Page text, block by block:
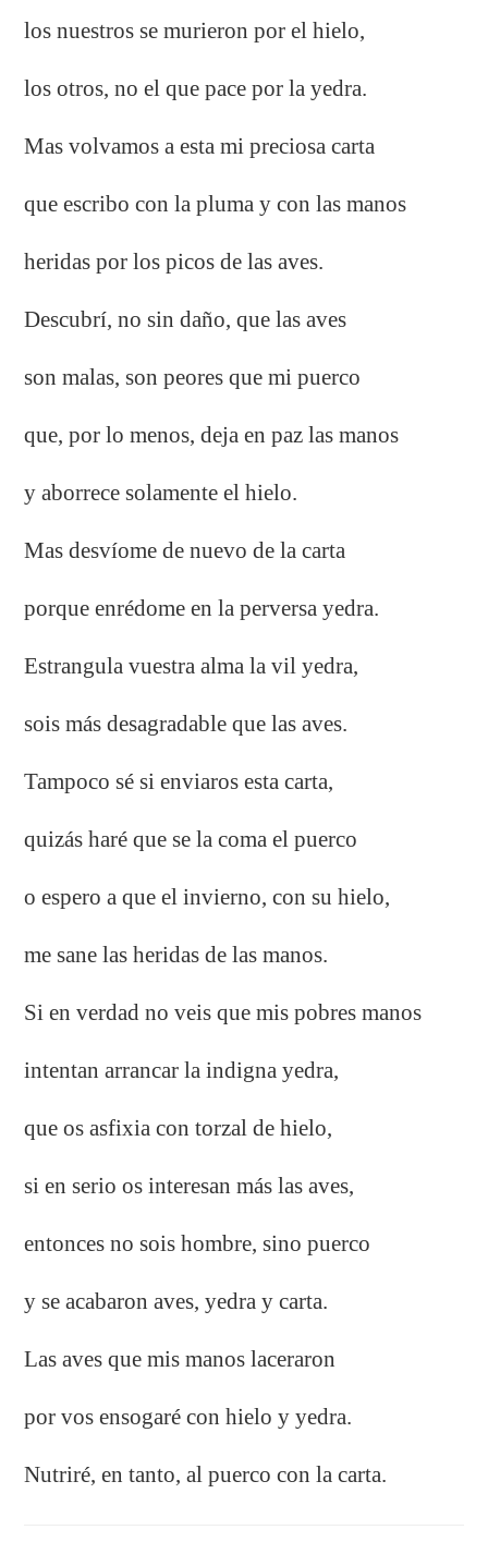
los nuestros se murieron por el hielo,
los otros, no el que pace por la yedra.
Mas volvamos a esta mi preciosa carta
que escribo con la pluma y con las manos
heridas por los picos de las aves.
Descubrí, no sin daño, que las aves
son malas, son peores que mi puerco
que, por lo menos, deja en paz las manos
y aborrece solamente el hielo.
Mas desvíome de nuevo de la carta
porque enrédome en la perversa yedra.
Estrangula vuestra alma la vil yedra,
sois más desagradable que las aves.
Tampoco sé si enviaros esta carta,
quizás haré que se la coma el puerco
o espero a que el invierno, con su hielo,
me sane las heridas de las manos.
Si en verdad no veis que mis pobres manos
intentan arrancar la indigna yedra,
que os asfixia con torzal de hielo,
si en serio os interesan más las aves,
entonces no sois hombre, sino puerco
y se acabaron aves, yedra y carta.
Las aves que mis manos laceraron
por vos ensogaré con hielo y yedra.
Nutriré, en tanto, al puerco con la carta.